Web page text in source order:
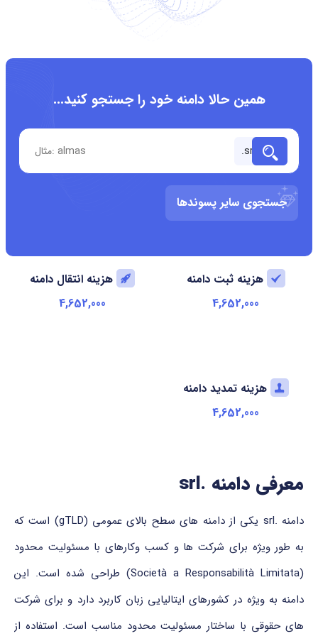
همین حالا دامنه خود را جستجو کنید...
جستجوی سایر پسوندها
هزینه ثبت دامنه
4,652,000
هزینه انتقال دامنه
4,652,000
هزینه تمدید دامنه
4,652,000
معرفی دامنه .srl
دامنه .srl یکی از دامنه های سطح بالای عمومی (gTLD) است که
به طور ویژه برای شرکت ها و کسب وکارهای با مسئولیت محدود
(Società a Responsabilità Limitata) طراحی شده است. این
دامنه به ویژه در کشورهای ایتالیایی زبان کاربرد دارد و برای شرکت
های حقوقی با ساختار مسئولیت محدود مناسب است. استفاده از